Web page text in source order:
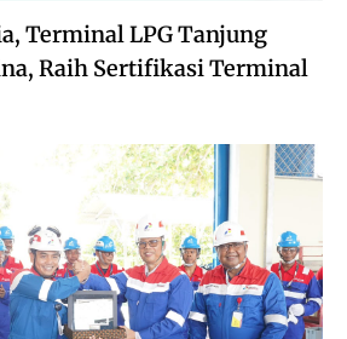
Terminal LPG Tanjung
Raih Sertifikasi Terminal